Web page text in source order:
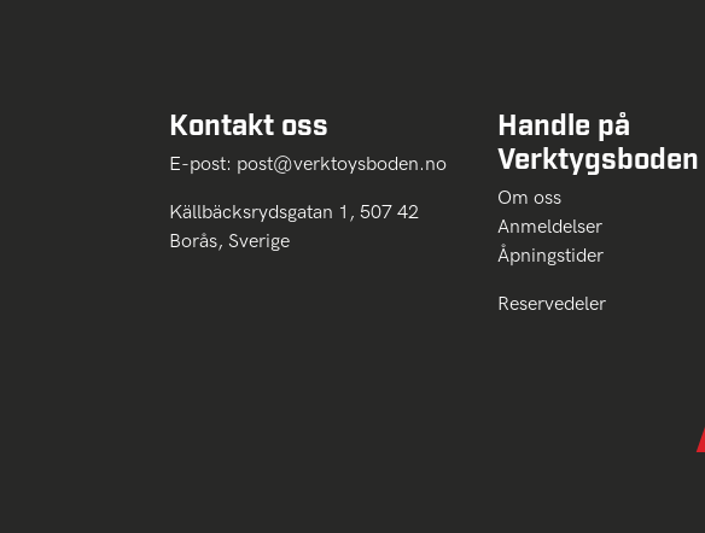
Kontakt oss
E-post: post@verktoysboden.no
Källbäcksrydsgatan 1, 507 42
Borås, Sverige
Handle på
Verktygsboden
Om oss
Anmeldelser
Åpningstider
Reservedeler